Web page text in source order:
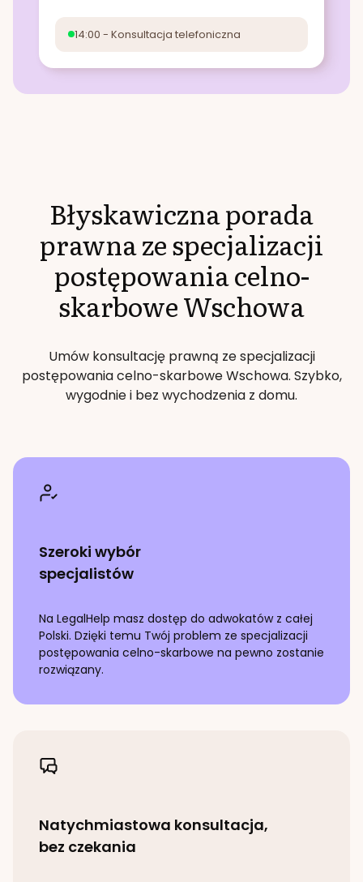
14:00 - Konsultacja telefoniczna
Błyskawiczna porada
prawna ze specjalizacji
postępowania celno-
skarboweWschowa
Umów konsultację prawną ze specjalizacji
postępowania celno-skarboweWschowa. Szybko,
wygodnie i bez wychodzenia z domu.
Szeroki wybór
specjalistów
Na LegalHelp masz dostęp do adwokatów z całej
Polski. Dzięki temu Twój problem ze specjalizacji
postępowania celno-skarbowe na pewno zostanie
rozwiązany.
Natychmiastowa konsultacja,
bez czekania